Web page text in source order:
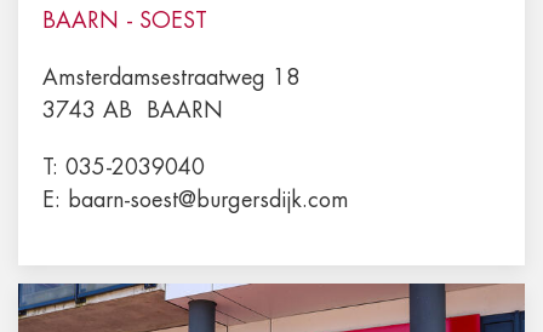
BAARN - SOEST
Amsterdamsestraatweg 18
3743 AB
BAARN
T: 035-2039040
E:
baarn-soest@burgersdijk.com